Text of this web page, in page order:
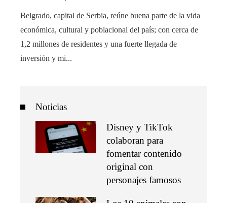
Belgrado, capital de Serbia, reúne buena parte de la vida
económica, cultural y poblacional del país; con cerca de
1,2 millones de residentes y una fuerte llegada de
inversión y mi...
Noticias
Disney y TikTok
colaboran para
fomentar contenido
original con
personajes famosos